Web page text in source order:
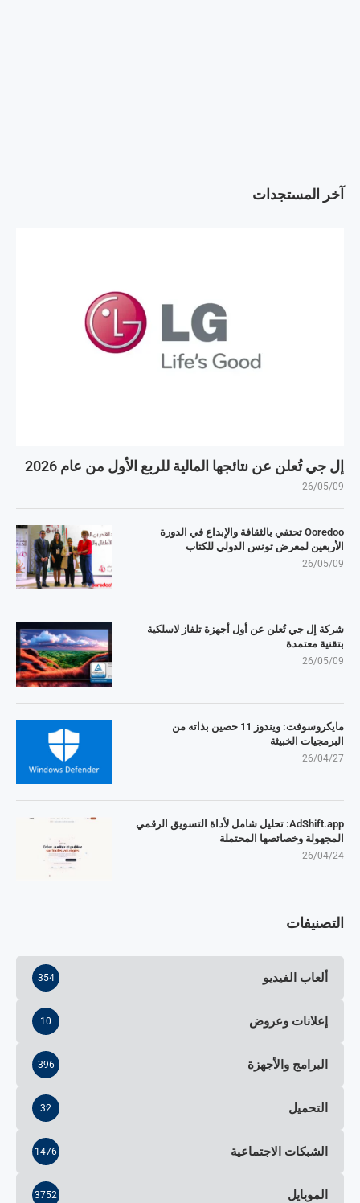
آخر المستجدات
إل جي تُعلن عن نتائجها المالية للربع الأول من عام 2026
26/05/09
Ooredoo تحتفي بالثقافة والإبداع في الدورة
الأربعين لمعرض تونس الدولي للكتاب
26/05/09
شركة إل جي تُعلن عن أول أجهزة تلفاز لاسلكية
بتقنية معتمدة
26/05/09
مايكروسوفت: ويندوز 11 حصين بذاته من
البرمجيات الخبيثة
26/04/27
AdShift.app: تحليل شامل لأداة التسويق الرقمي
المجهولة وخصائصها المحتملة
26/04/24
التصنيفات
ألعاب الفيديو 354
إعلانات وعروض 10
البرامج والأجهزة 396
التحميل 32
الشبكات الاجتماعية 1476
الموبايل 3752